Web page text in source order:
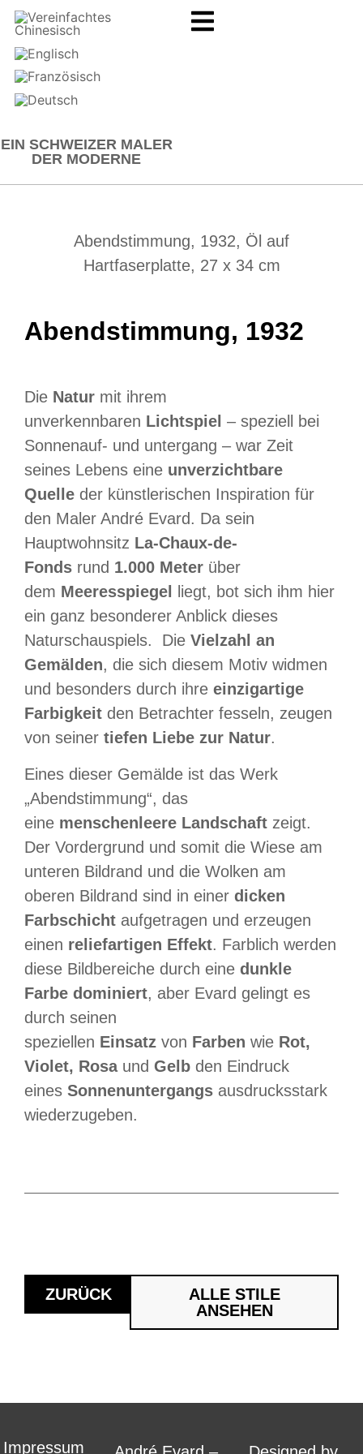
EIN SCHWEIZER MALER
DER MODERNE
Abendstimmung, 1932, Öl auf
Hartfaserplatte, 27 x 34 cm
Abendstimmung, 1932
Die Natur mit ihrem
unverkennbaren Lichtspiel – speziell bei
Sonnenauf- und untergang – war Zeit
seines Lebens eine unverzichtbare
Quelle der künstlerischen Inspiration für
den Maler André Evard. Da sein
Hauptwohnsitz La-Chaux-de-
Fonds rund 1.000 Meter über
dem Meeresspiegel
liegt, bot sich ihm hier
ein ganz besonderer Anblick dieses
Naturschauspiels. Die Vielzahl an
Gemälden, die sich diesem Motiv widmen
und besonders durch ihre einzigartige
Farbigkeit den Betrachter fesseln, zeugen
von seiner tiefen Liebe zur Natur.
Eines dieser Gemälde ist das Werk
„Abendstimmung“, das
eine menschenleere Landschaft zeigt.
Der Vordergrund und somit die Wiese am
unteren Bildrand und die Wolken am
oberen Bildrand sind in einer dicken
Farbschicht aufgetragen und erzeugen
einen reliefartigen Effekt. Farblich werden
diese Bildbereiche durch eine dunkle
Farbe dominiert, aber Evard gelingt es
durch seinen
speziellen Einsatz von Farben wie Rot,
Violet, Rosa und Gelb den Eindruck
eines Sonnenuntergangs ausdrucksstark
wiederzugeben.
ZURÜCK
ALLE STILE
ANSEHEN
Impressum